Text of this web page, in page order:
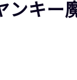
ンキー